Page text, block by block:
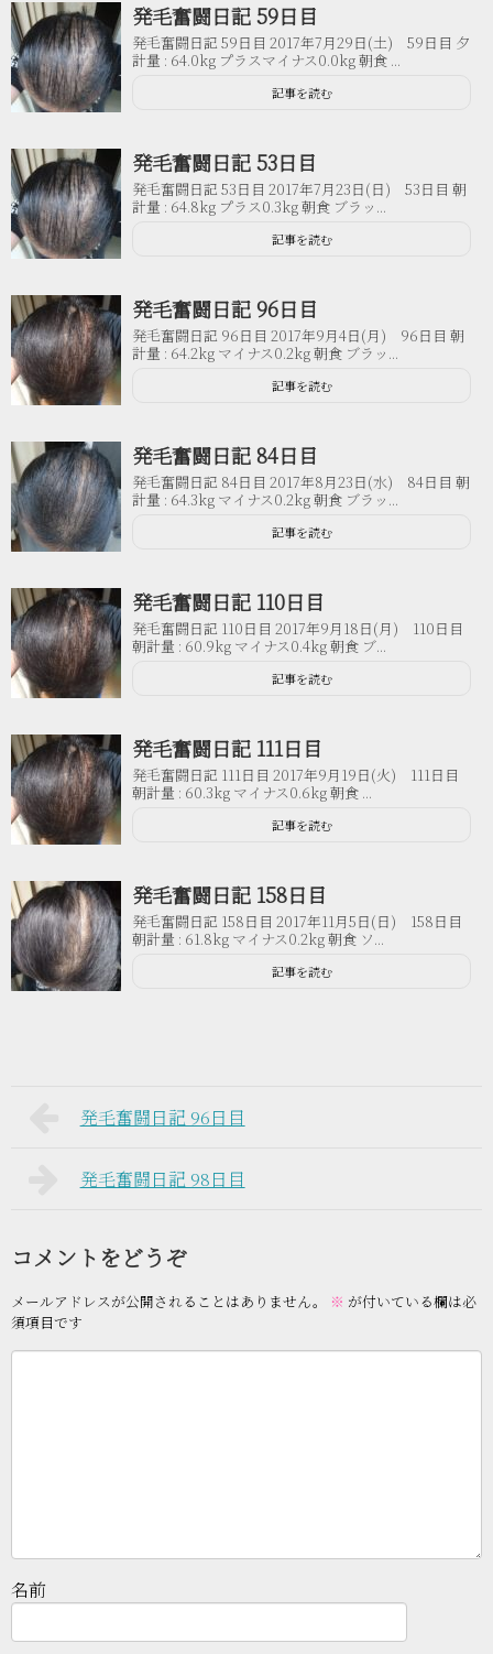
発毛奮闘日記 59日目
発毛奮闘日記 59日目 2017年7月29日(土) 59日目 夕
計量 : 64.0kg プラスマイナス0.0kg 朝食 ...
記事を読む
発毛奮闘日記 53日目
発毛奮闘日記 53日目 2017年7月23日(日) 53日目 朝
計量 : 64.8kg プラス0.3kg 朝食 ブラッ...
記事を読む
発毛奮闘日記 96日目
発毛奮闘日記 96日目 2017年9月4日(月) 96日目 朝
計量 : 64.2kg マイナス0.2kg 朝食 ブラッ...
記事を読む
発毛奮闘日記 84日目
発毛奮闘日記 84日目 2017年8月23日(水) 84日目 朝
計量 : 64.3kg マイナス0.2kg 朝食 ブラッ...
記事を読む
発毛奮闘日記 110日目
発毛奮闘日記 110日目 2017年9月18日(月) 110日目
朝計量 : 60.9kg マイナス0.4kg 朝食 ブ...
記事を読む
発毛奮闘日記 111日目
発毛奮闘日記 111日目 2017年9月19日(火) 111日目
朝計量 : 60.3kg マイナス0.6kg 朝食 ...
記事を読む
発毛奮闘日記 158日目
発毛奮闘日記 158日目 2017年11月5日(日) 158日目
朝計量 : 61.8kg マイナス0.2kg 朝食 ソ...
記事を読む
発毛奮闘日記 96日目
発毛奮闘日記 98日目
コメントをどうぞ
メールアドレスが公開されることはありません。 ※ が付いている欄は必
須項目です
名前